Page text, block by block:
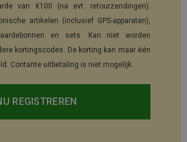
van €100 (na evt. retourzendingen).
artikelen (inclusief GPS-apparaten),
en sets. Kan niet worden
kortingscodes. De korting kan maar één
Contante uitbetaling is niet mogelijk.
REGISTREREN